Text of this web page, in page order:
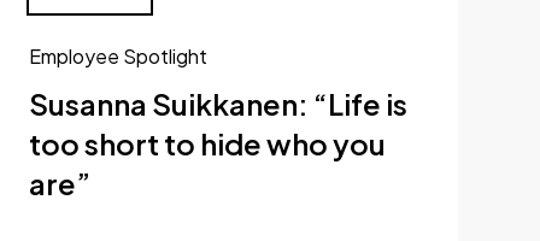
Employee Spotlight
Susanna Suikkanen: “Life is
too short to hide who you
are”